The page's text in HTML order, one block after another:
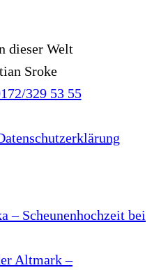
dieser Welt
Sroke
329 53 55
– Scheunenhochzeit bei
Altmark –